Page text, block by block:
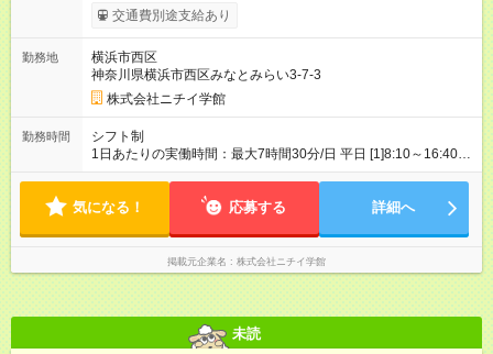
2回（業績による 初年度1回） ★キャリアアップ制度あり 進級
により給与がアップします！ 【試用期間】試用期間あり 試用期
交通費別途支給あり
勤務地
横浜市西区
神奈川県横浜市西区みなとみらい3-7-3
株式会社ニチイ学館
勤務時間
シフト制
1日あたりの実働時間：最大7時間30分/日 平日 [1]8:10～16:40
[2]8:20～16:50 [3]8:50～17:20 [4]9:20～17:50 各休憩60分 土
13:00 各休憩なし
気になる！ 応募する 詳細へ
掲載元企業名 株式会社ニチイ学館
未読